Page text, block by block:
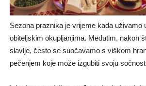
Sezona praznika je vrijeme kada uživamo
obiteljskim okupljanjima. Međutim, nakon
slavlje, često se suočavamo s viškom
pečenjem koje može izgubiti svoju